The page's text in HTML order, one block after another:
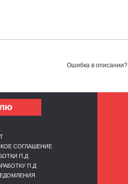
Ошибка в описании?
СОГЛАШЕНИЕ
П.Д
П.Д